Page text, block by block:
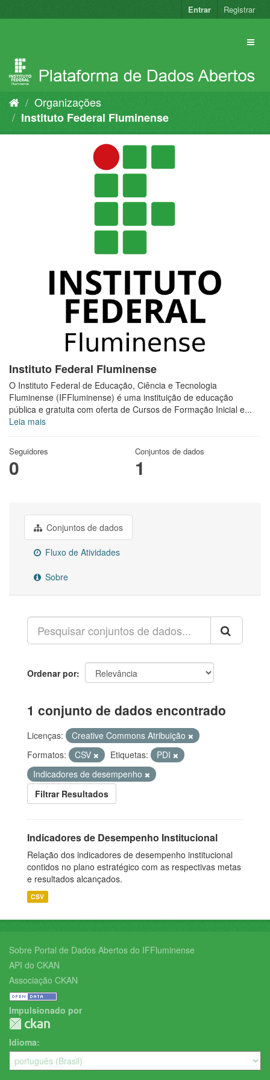
para
Entrar Registrar
Organizações
Instituto Federal Fluminense
Instituto Federal Fluminense
O Instituto Federal de Educação, Ciência e Tecnologia
Fluminense (IFFluminense) é uma instituição de educação
pública e gratuita com oferta de Cursos de Formação Inicial e...
Leia mais
Seguidores
0
Conjuntos de dados
1
Conjuntos de dados
Fluxo de Atividades
Sobre
Ordenar por
1 conjunto de dados encontrado
Licenças:
Creative Commons Atribuição
Formatos:
CSV Etiquetas:
PDI
Indicadores de desempenho
Filtrar Resultados
Indicadores de Desempenho Institucional
Relação dos indicadores de desempenho institucional
contidos no plano estratégico com as respectivas metas
e resultados alcançados.
CSV
Sobre Portal de Dados Abertos do IFFluminense
API do CKAN
Associação CKAN
Impulsionado por
Idioma